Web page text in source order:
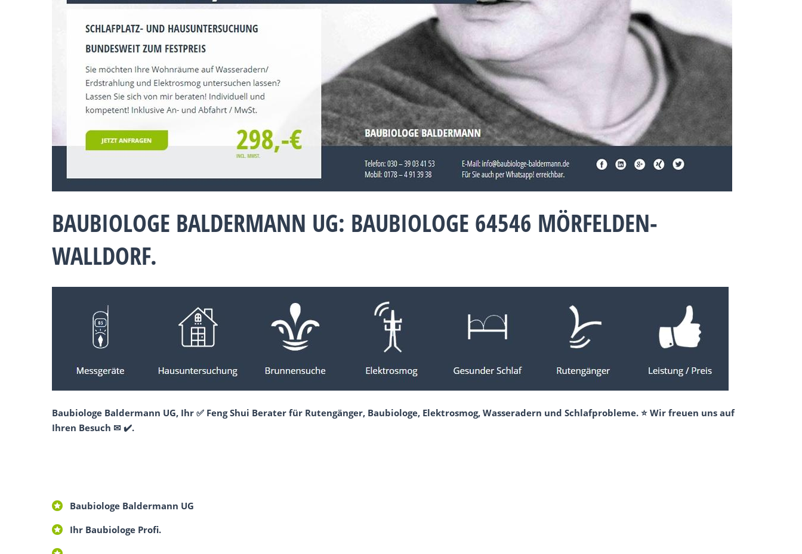
BAUBIOLOGE BALDERMANN UG: BAUBIOLOGE 64546 MÖRFELDEN-
WALLDORF.
Baubiologe Baldermann UG, Ihr ✅ Feng Shui Berater für Rutengänger, Baubiologe, Elektrosmog, Wasseradern und Schlafprobleme. ⭐ Wir freuen uns auf
Ihren Besuch ✉ ✔️.
Baubiologe Baldermann UG
Ihr Baubiologe Profi.